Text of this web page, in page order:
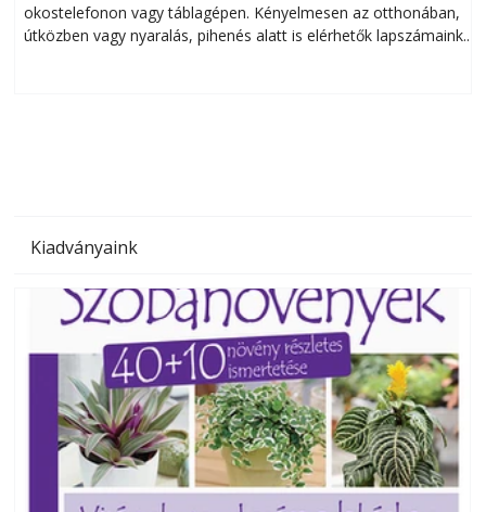
okostelefonon vagy táblagépen. Kényelmesen az otthonában,
útközben vagy nyaralás, pihenés alatt is elérhetők lapszámaink.
Kiadványaink